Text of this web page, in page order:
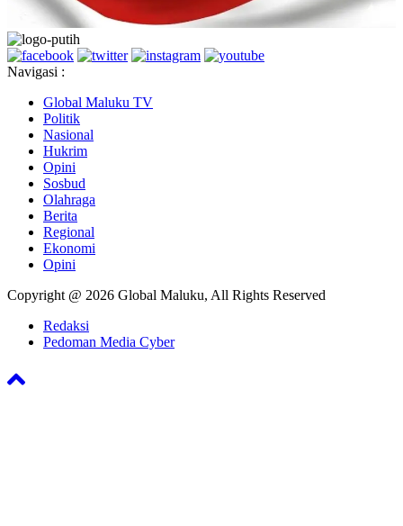
Global Maluku TV
Politik
Nasional
Hukrim
Sosbud
Olahraga
Berita
Regional
Ekonomi
Opini
Copyright @ 2026 Global Maluku, All Rights Reserved
Redaksi
Pedoman Media Cyber